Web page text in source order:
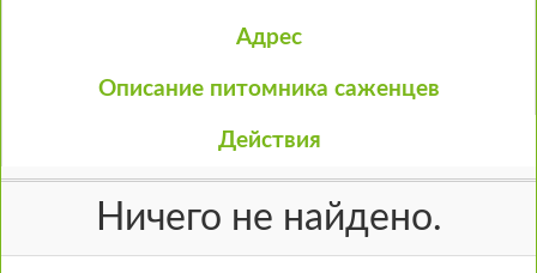
Адрес
Описание питомника саженцев
Действия
Ничего не найдено.